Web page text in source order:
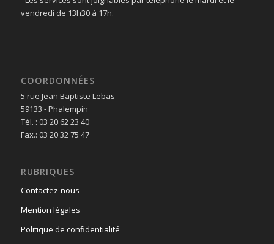
vendredi de 13h30 à 17h.
COORDONNÉES
5 rue Jean Baptiste Lebas
59133 - Phalempin
Tél. : 03 20 62 23 40
Fax.: 03 20 32 75 47
RUBRIQUES
Contactez-nous
Mention légales
Politique de confidentialité